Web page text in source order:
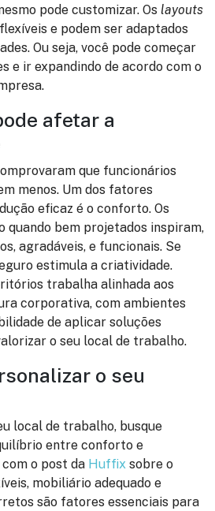
pode customizar. Os layouts
e podem ser adaptados
Ou seja, você pode começar
e ir expandindo de acordo com o
afetar a
que funcionários
menos. Um dos fatores
eficaz é o conforto. Os
quando bem projetados inspiram,
agradáveis, e funcionais. Se
estimula a criatividade.
trabalha alinhada aos
corporativa, com ambientes
de aplicar soluções
o seu local de trabalho.
o seu
local de trabalho, busque
entre conforto e
o post da Huffix sobre o
mobiliário adequado e
são fatores essenciais para